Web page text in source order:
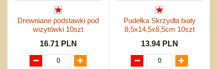
Drewniane podstawki pod
wizytówki 10szt
16.71 PLN
Pudełka Skrzydła biały
8,5x14,5x8,5cm 10szt
13.94 PLN